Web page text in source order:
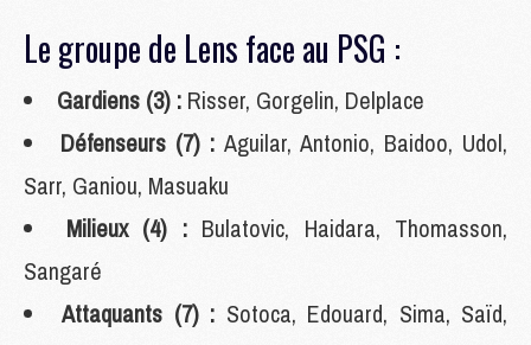
Le groupe de Lens face au PSG :
Gardiens (3) : Risser, Gorgelin, Delplace
Défenseurs (7) : Aguilar, Antonio, Baidoo, Udol,
Sarr, Ganiou, Masuaku
Milieux (4) :Bulatovic, Haidara, Thomasson,
Sangaré
Attaquants (7) : Sotoca, Edouard, Sima, Saïd,